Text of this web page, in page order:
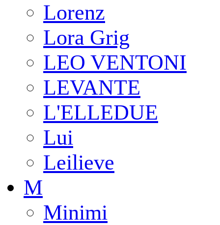
Lorenz
Lora Grig
LEO VENTONI
LEVANTE
L'ELLEDUE
Lui
Leilieve
M
Minimi